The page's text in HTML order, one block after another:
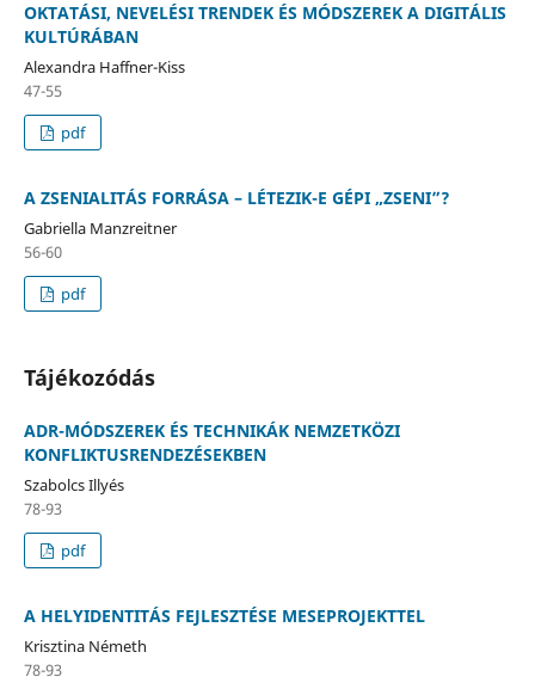
OKTATÁSI, NEVELÉSI TRENDEK ÉS MÓDSZEREK A DIGITÁLIS
KULTÚRÁBAN
Alexandra Haffner-Kiss
47-55
pdf
A ZSENIALITÁS FORRÁSA – LÉTEZIK-E GÉPI „ZSENI”?
Gabriella Manzreitner
56-60
pdf
Tájékozódás
ADR-MÓDSZEREK ÉS TECHNIKÁK NEMZETKÖZI
KONFLIKTUSRENDEZÉSEKBEN
Szabolcs Illyés
78-93
pdf
A HELYIDENTITÁS FEJLESZTÉSE MESEPROJEKTTEL
Krisztina Németh
78-93